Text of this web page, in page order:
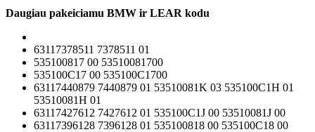
Daugiau pakeiciamu BMW ir LEAR kodu
63117378511 7378511 01
535100817 00 53510081700
535100C17 00 535100C1700
63117440879 7440879 01 53510081K 03 535100C1H 01
53510081H 01
63117427612 7427612 01 535100C1J 00 53510081J 00
63117396128 7396128 01 535100818 00 535100C18 00